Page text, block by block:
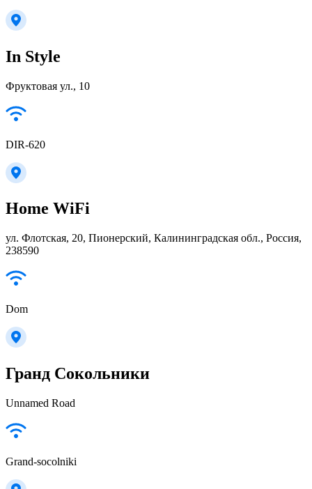
In Style
Фруктовая ул., 10
DIR-620
Home WiFi
ул. Флотская, 20, Пионерский, Калининградская обл., Россия,
238590
Dom
Гранд Сокольники
Unnamed Road
Grand-socolniki